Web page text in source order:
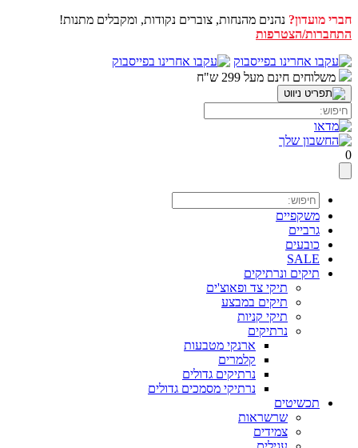
חברי מועדון? נהנים מהנחות, צוברים נקודות, ומקבלים מתנות!
התחברות/הצטרפות
דלג
לתוכןמשלוחים חינם מעל 299 ש"ח
0
משקפיים
גרביים
כובעים
SALE
תיקים ונרתיקים
תיקי צד ופאוצ'ים
תיקים במבצע
תיקי קניות
נרתיקים
ארנקי מטבעות
קלמרים
נרתיקים גדולים
נרתיקי מסמכים גדולים
תכשיטים
שרשראות
צמידים